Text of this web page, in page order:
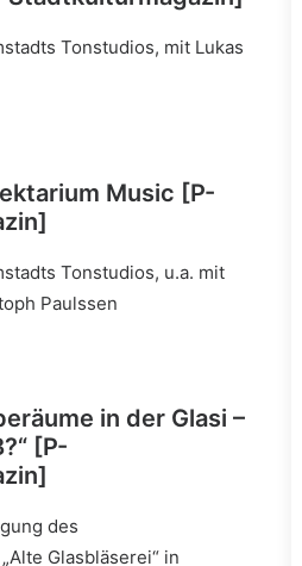
Tonstudios, mit Lukas
Music [P-
Tonstudios, u.a. mit
Paulssen
in der Glasi –
[P-
des
Glasbläserei“ in